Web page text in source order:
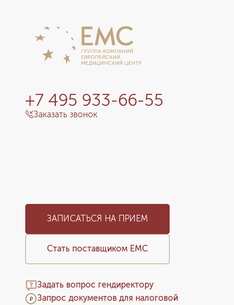
+7 495 933-66-55
Заказать звонок
ЗАПИСАТЬСЯ НА ПРИЕМ
Стать поставщиком ЕМС
Задать вопрос гендиректору
Запрос документов для налоговой